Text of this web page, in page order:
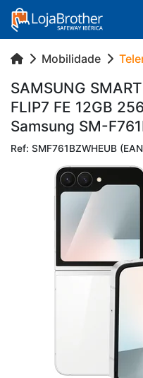
Mobilidade
SAM­SUNG
FLIP7 FE 12GB
Sam­sung SM-
Ref: SMF761BZWHEUB